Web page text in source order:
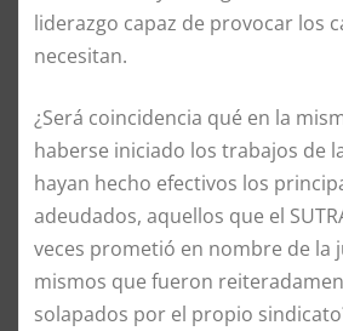
liderazgo capaz de provocar los
necesitan.
¿Será coincidencia qué en la
haberse iniciado los trabajos de
hayan hecho efectivos los
adeudados, aquellos que el
veces prometió en nombre de la
mismos que fueron
solapados por el propio